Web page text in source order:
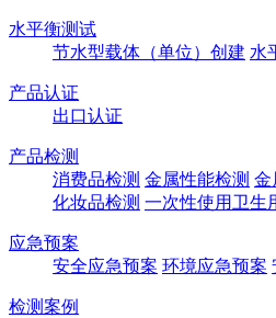
水平衡测试
节水型载体（单位）创建 水
产品认证
出口认证
产品检测
消费品检测 金属性能检测 金
化妆品检测 一次性使用卫生
应急预案
安全应急预案 环境应急预案
检测案例